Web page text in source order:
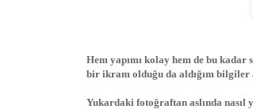
Hem yapımı kolay hem de bu
bir ikram olduğu da aldığım bilgiler
Yukardaki fotoğraftan aslında nasıl